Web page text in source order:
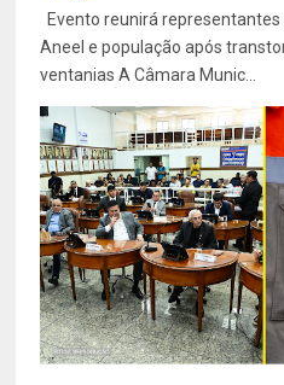
Evento reunirá
Aneel e população após
ventanias A Câmara Munic...